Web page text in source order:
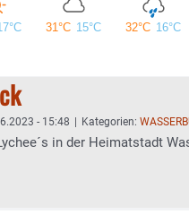
- 15:48 Kategorien:
in der Heimatstadt